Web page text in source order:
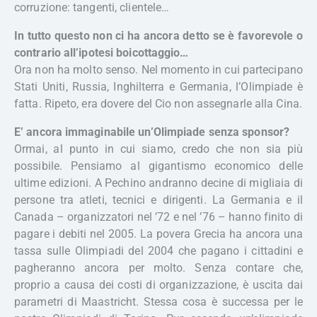
corruzione: tangenti, clientele…
In tutto questo non ci ha ancora detto se è favorevole o
contrario all’ipotesi boicottaggio…
Ora non ha molto senso. Nel momento in cui partecipano
Stati Uniti, Russia, Inghilterra e Germania, l’Olimpiade è
fatta. Ripeto, era dovere del Cio non assegnarle alla Cina.
E’ ancora immaginabile un’Olimpiade senza sponsor?
Ormai, al punto in cui siamo, credo che non sia più
possibile. Pensiamo al gigantismo economico delle
ultime edizioni. A Pechino andranno decine di migliaia di
persone tra atleti, tecnici e dirigenti. La Germania e il
Canada – organizzatori nel ’72 e nel ’76 – hanno finito di
pagare i debiti nel 2005. La povera Grecia ha ancora una
tassa sulle Olimpiadi del 2004 che pagano i cittadini e
pagheranno ancora per molto. Senza contare che,
proprio a causa dei costi di organizzazione, è uscita dai
parametri di Maastricht. Stessa cosa è successa per le